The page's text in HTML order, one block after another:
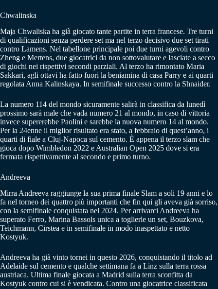
Chwalinska
Maja Chwaliska ha già giocato tante partite in terra francese. Tre turni
di qualificazioni senza perdere set ma nel terzo decisivo due set tirati
contro Lamens. Nel tabellone principale poi due turni agevoli contro
Zheng e Mertens, due giocatrici da non sottovalutare e lasciate a secco
di giochi nei rispettivi secondi parziali. Al terzo ha rimontato Maria
Sakkari, agli ottavi ha fatto fuori la beniamina di casa Parry e ai quarti
regolata Anna Kalinskaya. In semifinale successo contro la Shnaider.
La numero 114 del mondo sicuramente salirà in classifica da lunedì
prossimo sarà male che vada numero 21 al mondo, in caso di vittoria
invece supererebbe Paolini e sarebbe la nuova numero 14 al mondo.
Per la 24enne il miglior risultato era stato, a febbraio di quest’anno, i
quarti di fiale a Cluj-Napoca sul cemento. È appena il terzo slam che
gioca dopo Wimbledon 2022 e Australian Open 2025 dove si era
fermata rispettivamente al secondo e primo turno.
Andreeva
Mirra Andreeva raggiunge la sua prima finale Slam a soli 19 anni e lo
fa nel torneo dei quattro più importanti che fin qui gli aveva già sorriso,
con la semifinale conquistata nel 2024. Per arrivarci Andreeva ha
superato Ferro, Marina Bassols unica a toglierle un set, Bouzkova,
Teichmann, Cirstea e in semifinale in modo inaspettato e netto
Kostyuk.
Andreeva ha già vinto tornei in questo 2026, conquistando il titolo ad
Adelaide sul cemento e qualche settimana fa a Linz sulla terra rossa
austriaca. Ultima finale giocata a Madrid sulla terra sconfitta da
Kostyuk contro cui si è vendicata. Contro una giocatrice classificata